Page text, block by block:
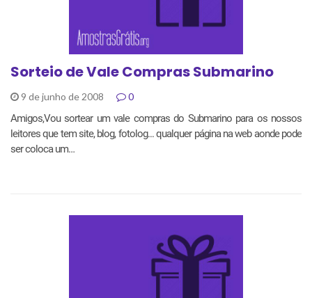
Sorteio de Vale Compras Submarino
9 de junho de 2008 0
Amigos,Vou sortear um vale compras do Submarino para os nossos
leitores que tem site, blog, fotolog... qualquer página na web aonde pode
ser coloca um…